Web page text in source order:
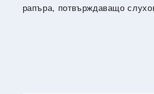
рапъра, потвърждаващо